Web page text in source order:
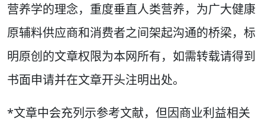
营养学的理念，重度垂直人类营养，为广大健康
原辅料供应商和消费者之间架起沟通的桥梁，标
明原创的文章权限为本网所有，如需转载请得到
书面申请并在文章开头注明出处。
*文章中会充列示参考文献，但因商业利益相关